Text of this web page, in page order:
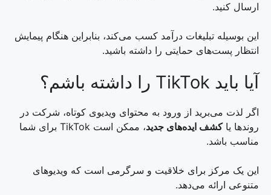
ارسال کنید.
این بوسیله تبلیغات درآمد کسب می‌کند، بنابراین هنگام پیمایش
انتظار پست‌های حمایتی را داشته باشید.
آیا باید TikTok را داشته باشم؟
اگر لذت می‌برید از ورود به محتوای ویدیوی کوتاه، شرکت در
روندها یاکشف ایده‌های جدید
، ممکن است TikTok برای شما
مناسب باشد.
این یک مرکز برای خلاقیت و سرگرمی است که ویدیوهای
متنوعی ارائه می‌دهد.